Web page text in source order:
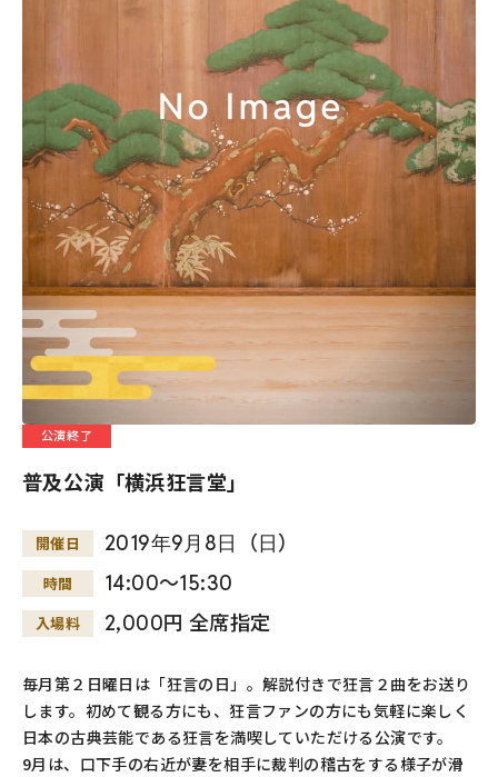
公演終了
普及公演「横浜狂言堂」
開催日 2019年9月 8日 （日）
時間 14:00～15:30
入場料 2,000円 全席指定
毎月第２日曜日は「狂言の日」。解説付きで狂言２曲をお送り
します。初めて観る方にも、狂言ファンの方にも気軽に楽しく
日本の古典芸能である狂言を満喫していただける公演です。
9月は、口下手の右近が妻を相手に裁判の稽古をする様子が滑